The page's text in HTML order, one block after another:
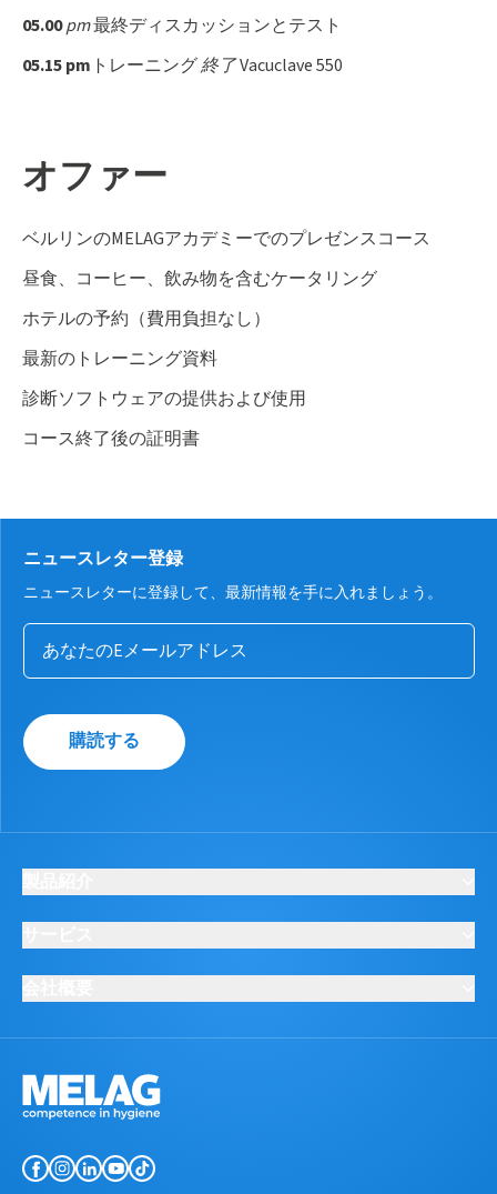
05.00pm最終ディスカッションとテスト
05.15 pm トレーニング終了Vacuclave 550
オファー
ベルリンのMELAGアカデミーでのプレゼンスコース
昼食、コーヒー、飲み物を含むケータリング
ホテルの予約（費用負担なし）
最新のトレーニング資料
診断ソフトウェアの提供および使用
コース終了後の証明書
ニュースレター登録
ニュースレターに登録して、最新情報を手に入れましょう。
購読する